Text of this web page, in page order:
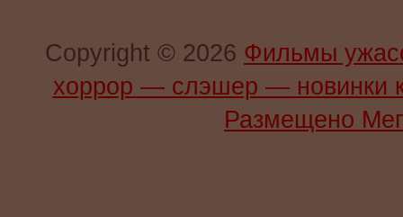
Copyright © 2026 Фильмы
хоррор — слэшер —
Размещено